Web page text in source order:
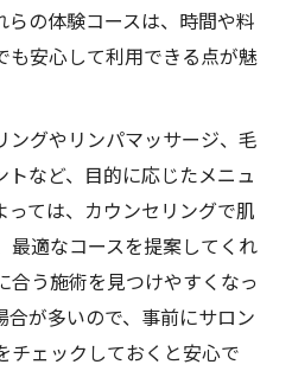
らの体験コースは、時間や料
も安心して利用できる点が魅
ングやリンパマッサージ、毛
など、目的に応じたメニュ
っては、カウンセリングで肌
最適なコースを提案してくれ
合う施術を見つけやすくなっ
合が多いので、事前にサロン
チェックしておくと安心で